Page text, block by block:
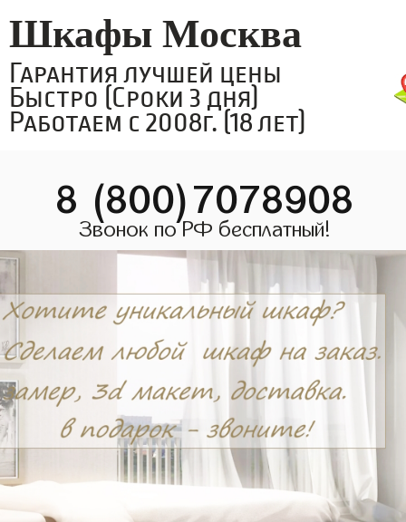
Шкафы Москва
Гарантия лучшей цены
Быстро (Сроки 3 дня)
Работаем с 2008г. (18 лет)
8 (800)7078908
Звонок по РФ бесплатный!